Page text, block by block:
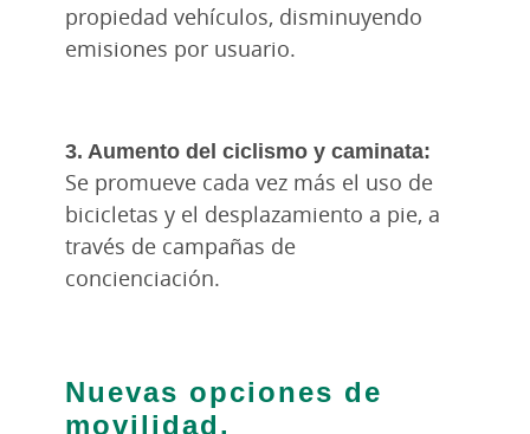
propiedad vehículos, disminuyendo
emisiones por usuario.
3. Aumento del ciclismo y caminata:
Se promueve cada vez más el uso de
bicicletas y el desplazamiento a pie, a
través de campañas de
concienciación.
Nuevas opciones de
movilidad.